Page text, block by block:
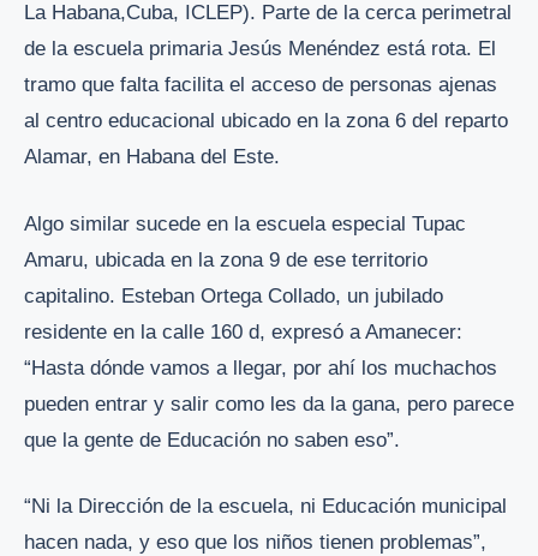
La Habana,Cuba, ICLEP). Parte de la cerca perimetral
de la escuela primaria Jesús Menéndez está rota. El
tramo que falta facilita el acceso de personas ajenas
al centro educacional ubicado en la zona 6 del reparto
Alamar, en Habana del Este.
Algo similar sucede en la escuela especial Tupac
Amaru, ubicada en la zona 9 de ese territorio
capitalino. Esteban Ortega Collado, un jubilado
residente en la calle 160 d, expresó a Amanecer:
“Hasta dónde vamos a llegar, por ahí los muchachos
pueden entrar y salir como les da la gana, pero parece
que la gente de Educación no saben eso”.
“Ni la Dirección de la escuela, ni Educación municipal
hacen nada, y eso que los niños tienen problemas”,